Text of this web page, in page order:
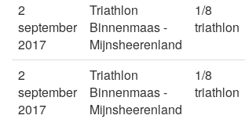
2
september
2017
Triathlon
Binnenmaas -
Mijnsheerenland
1/8
triathlon
2
september
2017
Triathlon
Binnenmaas -
Mijnsheerenland
1/8
triathlon